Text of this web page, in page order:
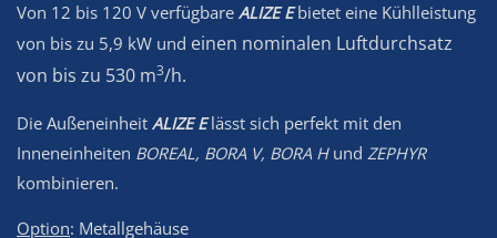
Von 12 bis 120 V verfügbare ALIZE Ebietet eine Kühlleistung
von bis zu 5,9 kW und einen nominalen Luftdurchsatz
von bis zu 530 m3/h.
Die Außeneinheit ALIZE Elässt sich perfekt mit den
Inneneinheiten BOREAL, BORA V, BORA Hund ZEPHYR
kombinieren.
Option: Metallgehäuse